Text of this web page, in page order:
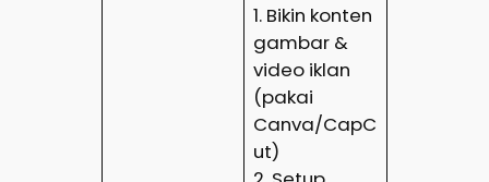
1. Bikin konten
gambar &
video iklan
(pakai
Canva/CapC
ut)